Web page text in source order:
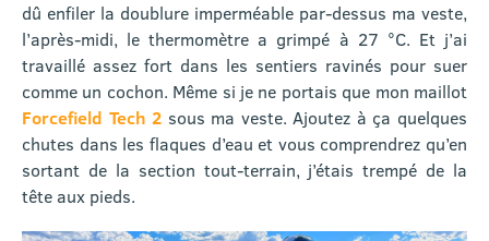
dû enfiler la doublure imperméable par-dessus ma veste,
l’après-midi, le thermomètre a grimpé à 27 °C. Et j’ai
travaillé assez fort dans les sentiers ravinés pour suer
comme un cochon. Même si je ne portais que mon maillot
Forcefield Tech 2 sous ma veste. Ajoutez à ça quelques
chutes dans les flaques d’eau et vous comprendrez qu’en
sortant de la section tout-terrain, j’étais trempé de la
tête aux pieds.